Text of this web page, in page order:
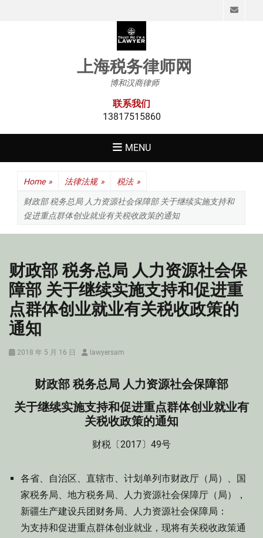
上海税务律师网
博和汉商律师
联系我们
13817515860
MENU
Home » 法律法规 » 税法 »
财政部 税务总局 人力资源社会保障部 关于继续实施支持和
促进重点群体创业就业有关税收政策的通知
财政部 税务总局 人力资源社会保
障部 关于继续实施支持和促进重
点群体创业就业有关税收政策的
通知
Posted
2018 年 5 月 16 日 Authorlawyersam
财政部 税务总局 人力资源社会保障部
关于继续实施支持和促进重点群体创业就业有
关税收政策的通知
财税〔2017〕49号
各省、自治区、直辖市、计划单列市财政厅（局）、国
家税务局、地方税务局、人力资源社会保障厅（局），
新疆生产建设兵团财务局、人力资源社会保障局：
为支持和促进重点群体创业就业，现将有关税收政策通